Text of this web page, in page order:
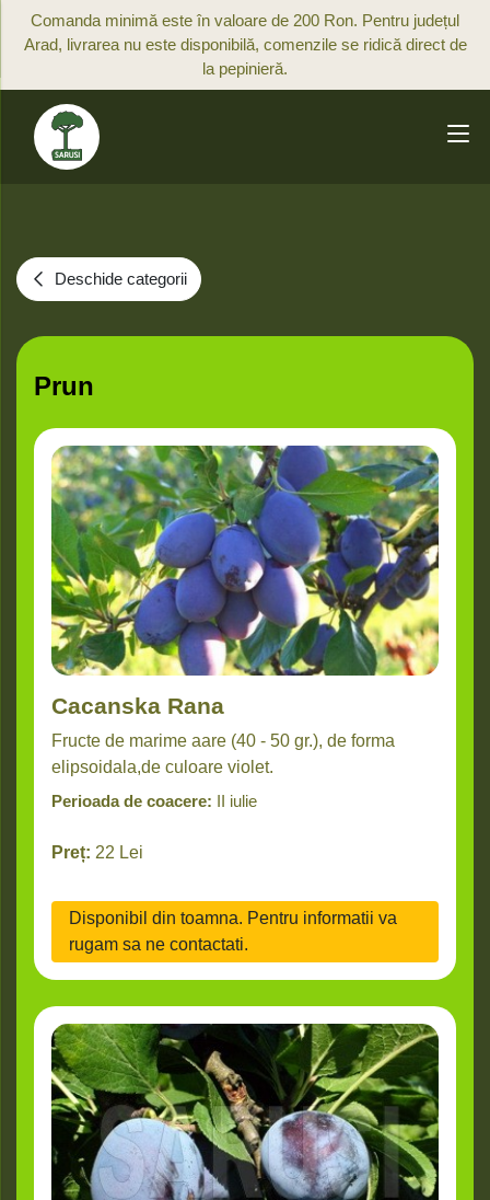
Comanda minimă este în valoare de 200 Ron. Pentru județul
Arad, livrarea nu este disponibilă, comenzile se ridică direct de
la pepinieră.
Deschide categorii
Prun
Cacanska Rana
Fructe de marime aare (40 - 50 gr.), de forma
elipsoidala,de culoare violet.
Perioada de coacere: II iulie
Preț: 22 Lei
Disponibil din toamna. Pentru informatii va
rugam sa ne contactati.